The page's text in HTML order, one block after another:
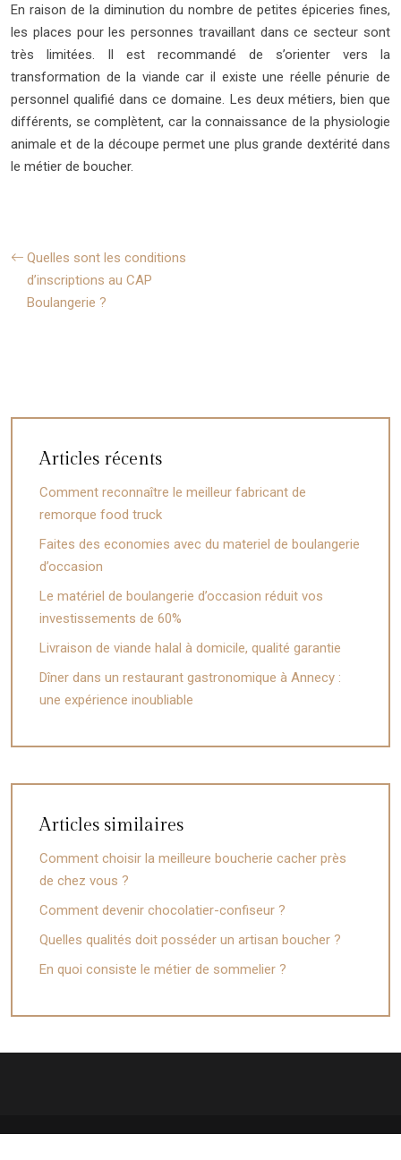
En raison de la diminution du nombre de petites épiceries fines,
les places pour les personnes travaillant dans ce secteur sont
très limitées. Il est recommandé de s’orienter vers la
transformation de la viande car il existe une réelle pénurie de
personnel qualifié dans ce domaine. Les deux métiers, bien que
différents, se complètent, car la connaissance de la physiologie
animale et de la découpe permet une plus grande dextérité dans
le métier de boucher.
Quelles sont les conditions
d’inscriptions au CAP
Boulangerie ?
Articles récents
Comment reconnaître le meilleur fabricant de
remorque food truck
Faites des economies avec du materiel de boulangerie
d’occasion
Le matériel de boulangerie d’occasion réduit vos
investissements de 60%
Livraison de viande halal à domicile, qualité garantie
Dîner dans un restaurant gastronomique à Annecy :
une expérience inoubliable
Articles similaires
Comment choisir la meilleure boucherie cacher près
de chez vous ?
Comment devenir chocolatier-confiseur ?
Quelles qualités doit posséder un artisan boucher ?
En quoi consiste le métier de sommelier ?